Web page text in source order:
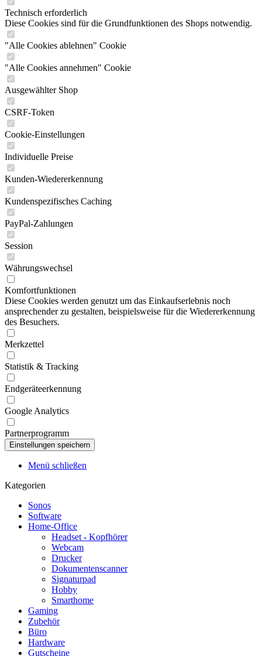
Technisch erforderlich
Diese Cookies sind für die Grundfunktionen des Shops notwendig.
"Alle Cookies ablehnen" Cookie
"Alle Cookies annehmen" Cookie
Ausgewählter Shop
CSRF-Token
Cookie-Einstellungen
Individuelle Preise
Kunden-Wiedererkennung
Kundenspezifisches Caching
PayPal-Zahlungen
Session
Währungswechsel
Komfortfunktionen
Diese Cookies werden genutzt um das Einkaufserlebnis noch
ansprechender zu gestalten, beispielsweise für die Wiedererkennung
des Besuchers.
Merkzettel
Statistik & Tracking
Endgeräteerkennung
Google Analytics
Partnerprogramm
Menü schließen
Kategorien
Sonos
Software
Home-Office
Headset - Kopfhörer
Webcam
Drucker
Dokumentenscanner
Signaturpad
Hobby
Smarthome
Gaming
Zubehör
Büro
Hardware
Gutscheine